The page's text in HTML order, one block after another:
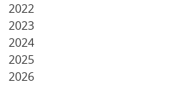
2022
2023
2024
2025
2026